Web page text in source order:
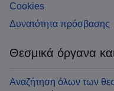
Cookies
Δυνατότητα πρόσβασης
Θεσμικά όργανα
Αναζήτηση όλων των